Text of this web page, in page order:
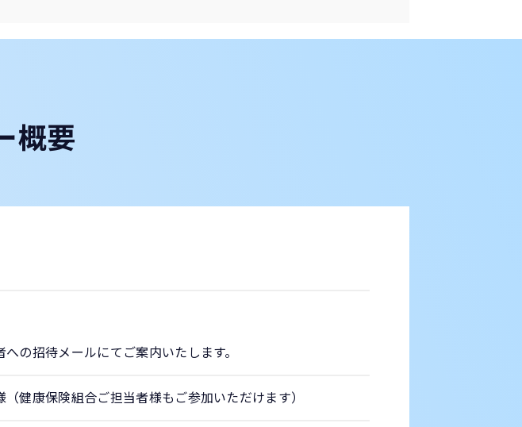
概要
の招待メールにてご案内いたします。
健康保険組合ご担当者様もご参加いただけます）​